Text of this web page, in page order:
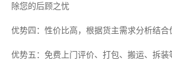
除您的后顾之忧
优势四：性价比高，根据货主需求分析结合
优势五：免费上门评价、打包、搬运、拆装